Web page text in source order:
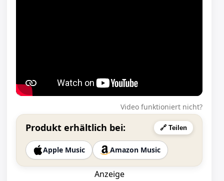
Video funktioniert nicht?
Produkt erhältlich bei: 🔗 Teilen
Apple Music Amazon Music
Anzeige